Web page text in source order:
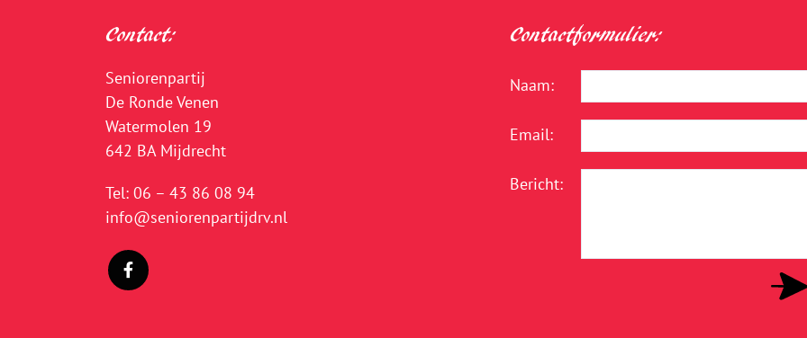
Contact:
Seniorenpartij
De Ronde Venen
Watermolen 19
642 BA Mijdrecht
Tel: 06 – 43 86 08 94
info@seniorenpartijdrv.nl
Contactformulier:
Naam:
Email:
Bericht: